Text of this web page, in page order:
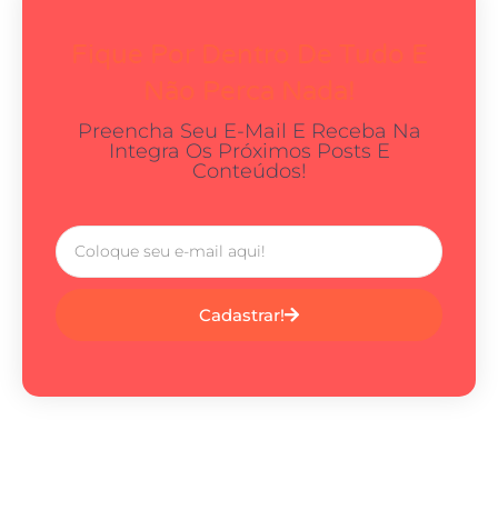
Preencha Seu E-Mail E Receba Na
Integra Os Próximos Posts E
Conteúdos!
Cadastrar!